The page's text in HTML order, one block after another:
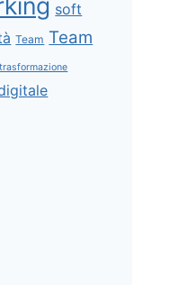
soft
Team Team
trasformazione